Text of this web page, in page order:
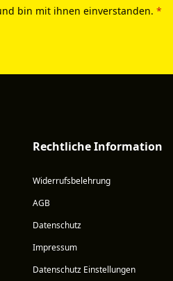
bin mit ihnen einverstanden. *
Rechtliche Information
Widerrufsbelehrung
AGB
Datenschutz
Impressum
Datenschutz Einstellungen